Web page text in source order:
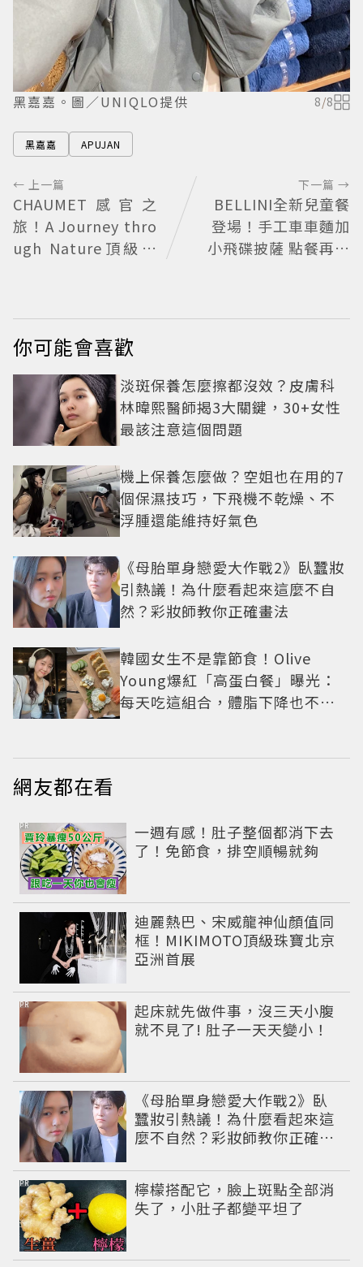
黑嘉嘉。圖／UNIQLO提供 8/8
黑嘉嘉 APUJAN
← 上一篇
CHAUMET感官之
旅！A Journey thro
ugh Nature頂級珠
下一篇 →
BELLINI全新兒童餐
登場！手工車車麵加
小飛碟披薩 點餐再送
你可能會喜歡
淡斑保養怎麼擦都沒效？皮膚科
林暐熙醫師揭3大關鍵，30+女性
最該注意這個問題
機上保養怎麼做？空姐也在用的7
個保濕技巧，下飛機不乾燥、不
浮腫還能維持好氣色
《母胎單身戀愛大作戰2》臥蠶妝
引熱議！為什麼看起來這麼不自
然？彩妝師教你正確畫法
韓國女生不是靠節食！Olive
Young爆紅「高蛋白餐」曝光：
每天吃這組合，體脂下降也不怕
網友都在看
一週有感！肚子整個都消下去
了！免節食，排空順暢就夠
PR
迪麗熱巴、宋威龍神仙顏值同
框！MIKIMOTO頂級珠寶北京
亞洲首展
起床就先做件事，沒三天小腹
就不見了! 肚子一天天變小！
PR
《母胎單身戀愛大作戰2》臥
蠶妝引熱議！為什麼看起來這
麼不自然？彩妝師教你正確畫
檸檬搭配它，臉上斑點全部消
失了，小肚子都變平坦了
PR